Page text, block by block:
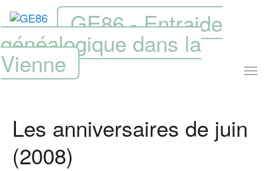
GE86 - Entraide
généalogique dans la
Vienne
Les anniversaires de juin
(2008)